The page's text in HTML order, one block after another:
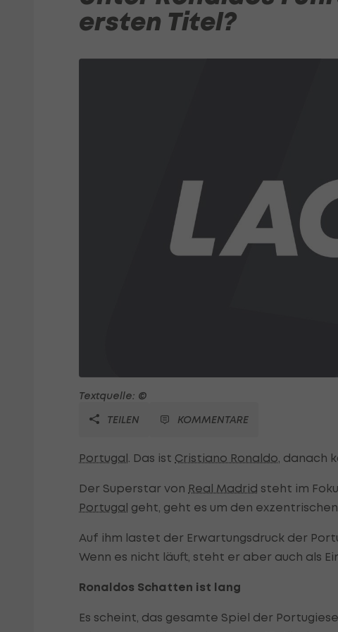
ersten Titel?
Textquelle: ©
TEILEN
KOMMENTARE
Portugal. Das ist Cristiano Ronaldo, danach
Der Superstar von Real Madrid steht im
Portugal geht, geht es um den
Auf ihm lastet der Erwartungsdruck der
Wenn es nicht läuft, steht er aber auch als
Ronaldos Schatten ist lang
Es scheint, das gesamte Spiel der